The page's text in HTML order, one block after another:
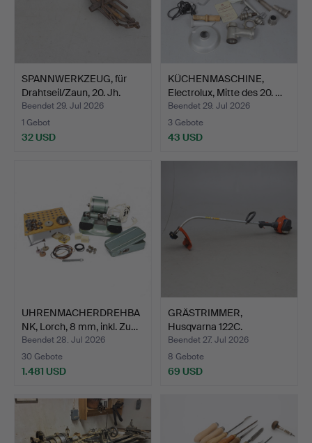
SPANNWERKZEUG, für
Drahtseil/Zaun, 20. Jh.
Beendet 29. Jul 2026
1 Gebot
32 USD
KÜCHENMASCHINE,
Electrolux, Mitte des 20. …
Beendet 29. Jul 2026
3 Gebote
43 USD
UHRENMACHERDREHBA
NK, Lorch, 8 mm, inkl. Zu…
Beendet 28. Jul 2026
30 Gebote
1.481 USD
GRÄSTRIMMER,
Husqvarna 122C.
Beendet 27. Jul 2026
8 Gebote
69 USD